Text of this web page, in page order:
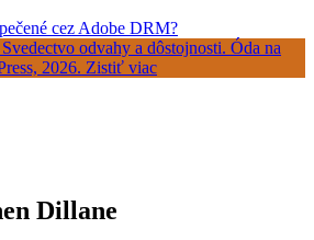
cez Adobe DRM?
Dillane